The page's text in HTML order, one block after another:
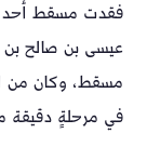
فقدت مسقط أحد
عيسى بن صالح
مسقط، وكان من
في مرحلةٍ دقيقة